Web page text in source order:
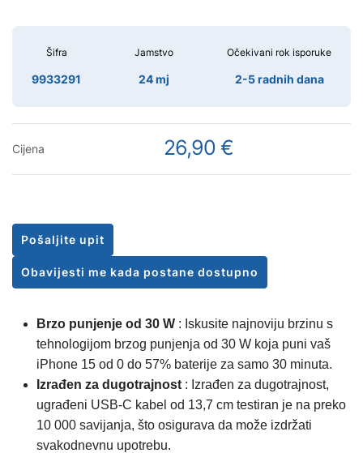
Brzo punjenje od 30 W : Iskusite najnoviju brzinu s
tehnologijom brzog punjenja od 30 W koja puni vaš
iPhone 15 od 0 do 57% baterije za samo 30 minuta.
Izrađen za dugotrajnost : Izrađen za dugotrajnost,
ugrađeni USB-C kabel od 13,7 cm testiran je na preko
10 000 savijanja, što osigurava da može izdržati
svakodnevnu upotrebu.
Šifra
9933291
Jamstvo
24 mj
Očekivani rok isporuke
2-5 radnih dana
Cijena 26,90 €
Pošaljite upit
Obavijesti me kada postane dostupno